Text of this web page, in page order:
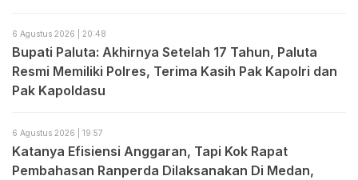
6 Agustus 2026 | 20:48
Bupati Paluta: Akhirnya Setelah 17 Tahun, Paluta
Resmi Memiliki Polres, Terima Kasih Pak Kapolri dan
Pak Kapoldasu
6 Agustus 2026 | 19:57
Katanya Efisiensi Anggaran, Tapi Kok Rapat
Pembahasan Ranperda Dilaksanakan Di Medan,